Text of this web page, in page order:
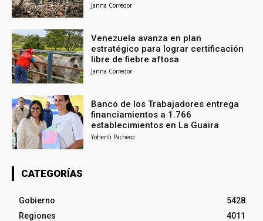
Janna Corredor
Venezuela avanza en plan
estratégico para lograr certificación
libre de fiebre aftosa
Janna Corredor
Banco de los Trabajadores entrega
financiamientos a 1.766
establecimientos en La Guaira
Yohenli Pacheco
CATEGORÍAS
Gobierno
5428
Regiones
4011